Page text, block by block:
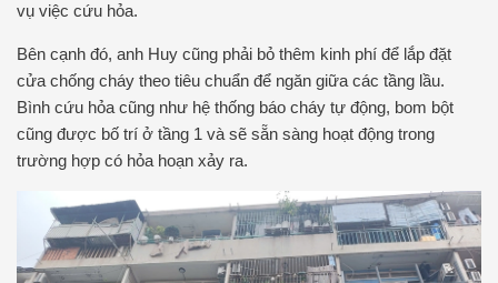
vụ việc cứu hỏa.
Bên cạnh đó, anh Huy cũng phải bỏ thêm kinh phí để lắp đặt
cửa chống cháy theo tiêu chuẩn để ngăn giữa các tầng lầu.
Bình cứu hỏa cũng như hệ thống báo cháy tự động, bom bột
cũng được bố trí ở tầng 1 và sẽ sẵn sàng hoạt động trong
trường hợp có hỏa hoạn xảy ra.